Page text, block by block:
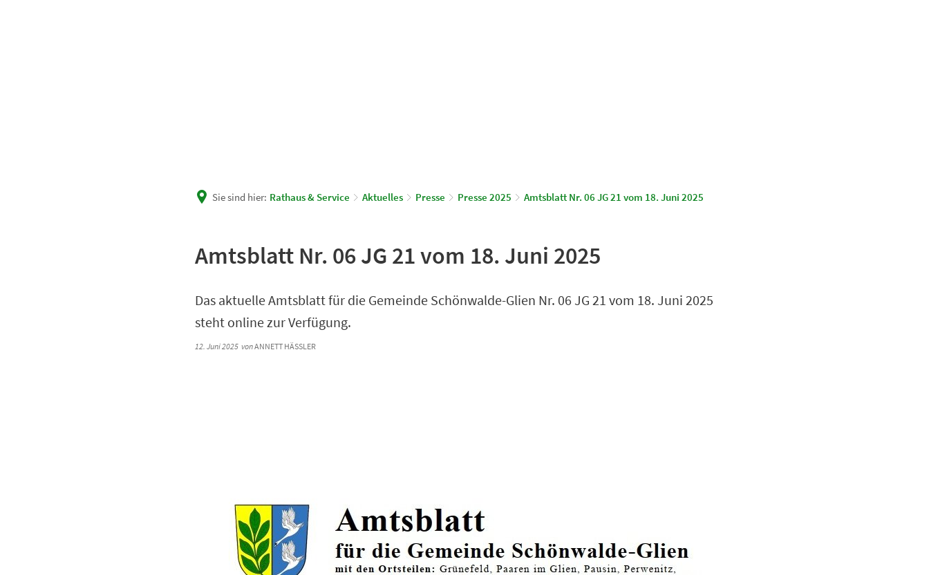
Sie sind hier: Rathaus & Service Aktuelles Presse Presse 2025 Amtsblatt Nr. 06 JG 21 vom 18. Juni 2025
Amtsblatt Nr. 06 JG 21 vom 18. Juni 2025
Das aktuelle Amtsblatt für die Gemeinde Schönwalde-Glien Nr. 06 JG 21 vom 18. Juni 2025
steht online zur Verfügung.
12. Juni 2025 vonANNETT HÄSSLER